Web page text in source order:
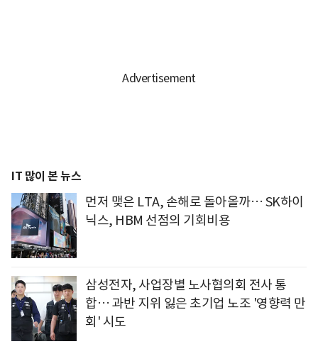
IT 많이 본 뉴스
먼저 맺은 LTA, 손해로 돌아올까… SK하이
닉스, HBM 선점의 기회비용
삼성전자, 사업장별 노사협의회 전사 통
합… 과반 지위 잃은 초기업 노조 '영향력 만
회' 시도